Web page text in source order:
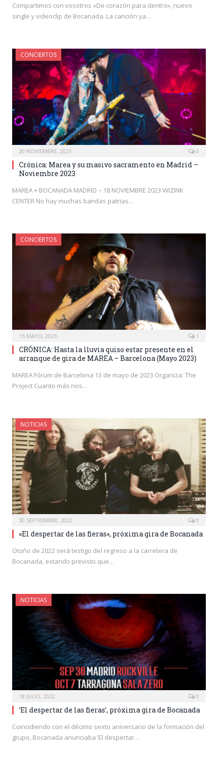
Compartimos con vosotros «De corazón para dentro», nuevo
single y videoclip de Bocanada. La canción ya…
CONCIERTOS
20 NOVIEMBRE, 2023 0
Crónica: Marea y su masivo sacramento en Madrid –
Noviembre 2023
MAREA + BOCANADA MADRID – 18 NOVIEMBRE 2023 WIZINK
CENTER No hay muchas bandas patrias…
CONCIERTOS
15 MAYO, 2023 1
CRÓNICA: Hasta la lluvia quiso estar presente en el
arranque de gira de MAREA – Barcelona (Mayo 2023)
MAREA Fórum de Barcelona 13 de mayo de 2023 Organiza: The
Project Cuanto más nos…
NOTICIAS
30 SEPTIEMBRE, 2022 0
«El despertar de las fieras», próxima gira de Bocanada
Otoño de 2022 será testigo del regreso a la carretera de
Bocanada, estando previsto que…
NOTICIAS
18 JULIO, 2022 0
‘El despertar de las fieras’, próxima gira de Bocanada
Coincidiendo con el décimo sexto aniversario de la formación del
grupo, Bocanada anunciaba ‘El despertar…